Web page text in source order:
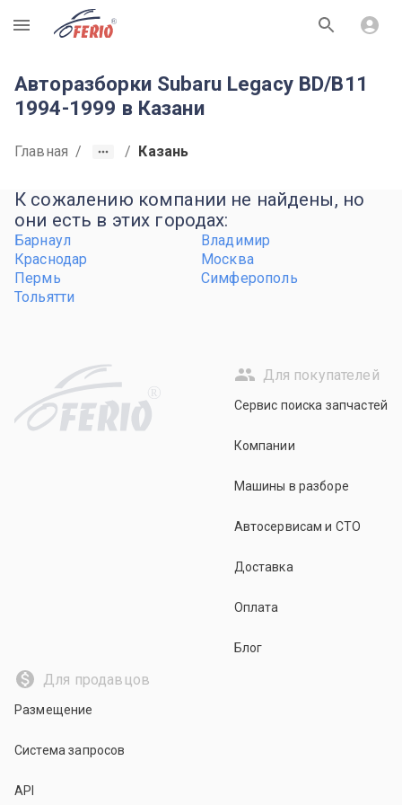
R
Авторазборки Subaru Legacy BD/B11
1994-1999 в Казани
Главная / / Казань
К сожалению компании не найдены, но
они есть в этих городах:
Барнаул
Владимир
Краснодар
Москва
Пермь
Симферополь
Тольятти
R
Для покупателей
Сервис поиска запчастей
Компании
Машины в разборе
Автосервисам и СТО
Доставка
Оплата
Блог
Для продавцов
Размещение
Система запросов
API